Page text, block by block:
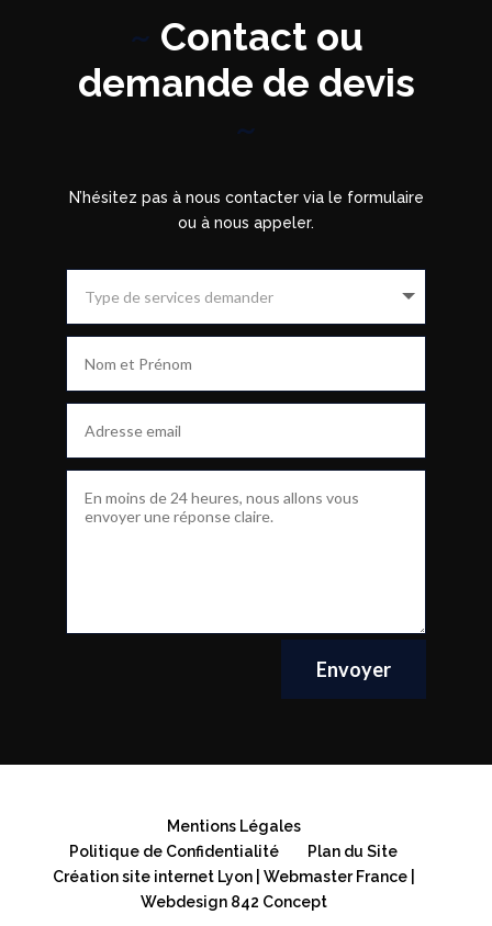
~ Contact ou
demande de devis
~
N’hésitez pas à nous contacter via le formulaire
ou à nous appeler.
Envoyer
Mentions Légales
Politique de Confidentialité
Plan du Site
Création site internet Lyon | Webmaster France |
Webdesign 842 Concept